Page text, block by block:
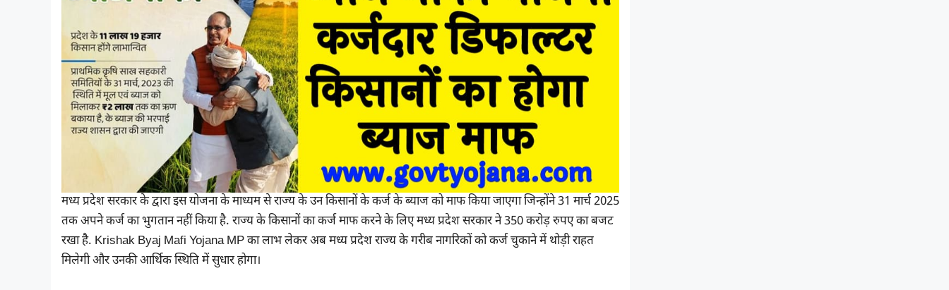
मध्य प्रदेश सरकार के द्वारा इस योजना के माध्यम से राज्य के उन किसानों के कर्ज के ब्याज को माफ किया जाएगा जिन्होंने 31 मार्च 2025
तक अपने कर्ज का भुगतान नहीं किया है. राज्य के किसानों का कर्ज माफ करने के लिए मध्य प्रदेश सरकार ने 350 करोड़ रुपए का बजट
रखा है. Krishak Byaj Mafi Yojana MP का लाभ लेकर अब मध्य प्रदेश राज्य के गरीब नागरिकों को कर्ज चुकाने में थोड़ी राहत
मिलेगी और उनकी आर्थिक स्थिति में सुधार होगा।